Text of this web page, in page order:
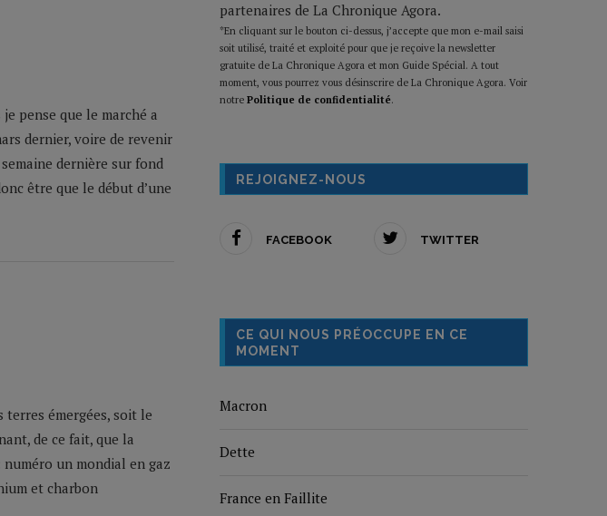
pense que le marché a
dernier, voire de revenir
dernière sur fond
être que le début d’une
terres émergées, soit le
de ce fait, que la
un mondial en gaz
et charbon
partenaires de La Chronique Agora.
*En cliquant sur le bouton ci-dessus, j’accepte que mon e-mail saisi
soit utilisé, traité et exploité pour que je reçoive la newsletter
gratuite de La Chronique Agora et mon Guide Spécial. A tout
moment, vous pourrez vous désinscrire de La Chronique Agora. Voir
notre Politique de confidentialité.
REJOIGNEZ-NOUS
FACEBOOK TWITTER
CE QUI NOUS PRÉOCCUPE EN CE
MOMENT
Macron
Dette
France en Faillite